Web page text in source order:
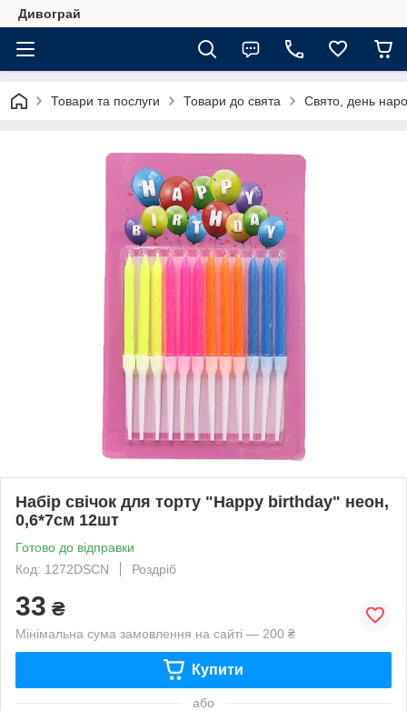
Дивограй
Товари та послуги Товари до свята Свято, день
Набір свічок для торту "Happy birthday" неон,
0,6*7см 12шт
Готово до відправки
Код: 1272DSCN
Роздріб
33 ₴
Мінімальна сума замовлення на сайті — 200 ₴
Купити
або